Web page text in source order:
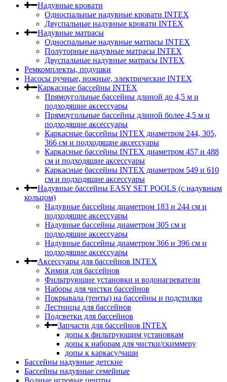
Надувные кровати
Односпальные надувные кровати INTEX
Двуспальные надувные кровати INTEX
Надувные матрасы
Односпальные надувные матрасы INTEX
Полуторные надувные матрасы INTEX
Двуспальные надувные матрасы INTEX
Ремкомплекты, подушки
Насосы ручные, ножные, электрические INTEX
Каркасные бассейны INTEX
Прямоугольные бассейны длиной до 4,5 м и
подходящие аксессуары
Прямоугольные бассейны длиной более 4,5 м и
подходящие аксессуары
Каркасные бассейны INTEX диаметром 244, 305,
366 см и подходящие аксессуары
Каркасные бассейны INTEX диаметром 457 и 488
cм и подходящие аксессуары
Каркасные бассейны INTEX диаметром 549 и 610
см и подходящие аксессуары
Надувные бассейны EASY SET POOLS (с надувным
кольцом)
Надувные бассейны диаметром 183 и 244 см и
подходящие аксессуары
Надувные бассейны диаметром 305 см и
подходящие аксессуары
Надувные бассейны диаметром 366 и 396 см и
подходящие аксессуары
Аксессуары для бассейнов INTEX
Химия для бассейнов
Фильтрующие установки и водонагреватели
Наборы для чистки бассейнов
Покрывала (тенты) на бассейны и подстилки
Лестницы для бассейнов
Подсветки для бассейнов
Запчасти для бассейнов INTEX
допы к фильтрующим установкам
допы к наборам для чистки/скиммеру
допы к каркасу/чаши
Бассейны надувные детские
Бассейны надувные семейные
Водные игровые центры